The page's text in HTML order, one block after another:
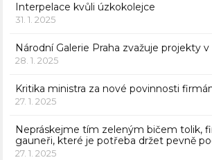
Interpelace kvůli úzkokolejce
31. 1. 2025
Národní Galerie Praha zvažuje projekty
28. 1. 2025
Kritika ministra za nové povinnosti
27. 1. 2025
Nepráskejme tím zeleným bičem tolik,
gauneři, které je potřeba držet pevně
27. 1. 2025